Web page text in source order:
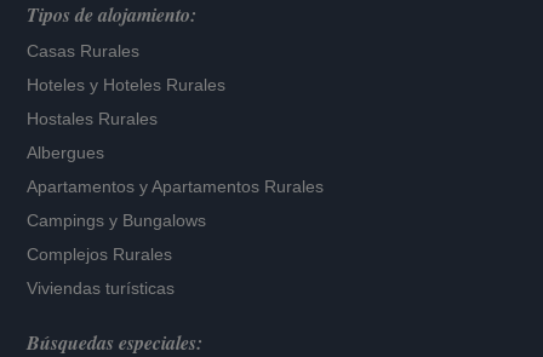
Tipos de alojamiento:
Casas Rurales
Hoteles y Hoteles Rurales
Hostales Rurales
Albergues
Apartamentos yApartamentos Rurales
Campings y Bungalows
Complejos Rurales
Viviendas turísticas
Búsquedas especiales: